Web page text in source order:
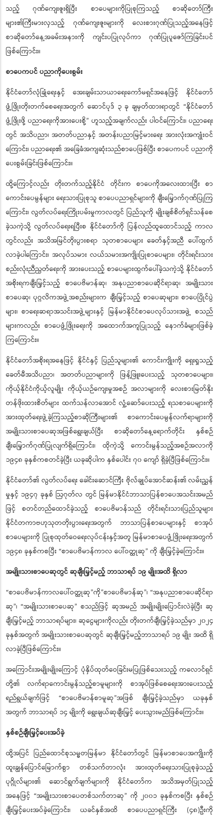
လာခြင်းလည်းဖြစ်ကြောင်း၊ ထို့ကြောင့် စာပေသည် အလေးအမြတ်ထားအပ်
သည့် ဂုဏ်ကျေးဇူးရှိပြီး စာပေများကိုပြုစုကြသည့် စာဆိုတော်ကြီး
များ၏ကြီးမားလှသည့် ဂုဏ်ကျေးဇူးများကို လေးစားဂုဏ်ပြုသည့်အနေဖြင့်
စာဆိုတော်နေ့အခမ်းအနားကို ကျင်းပပြုလုပ်ကာ ဂုဏ်ပြုပူဇော်ကြခြင်းပင်
နိုင်ငံတော်လုံခြုံရေးနှင့် အေးချမ်းသာယာရေးကော်မရှင်အနေဖြင့် နိုင်ငံတော်
ဖွံ့ဖြိုးတိုးတက်စေရေးအတွက် ဆောင်ပုဒ် ၃ ခု ချမှတ်ထားရာတွင် “နိုင်ငံတော်
ဖွံ့ဖြိုးဖို့ ပညာရေးကိုအားပေးစို့”ဟူသည့်အချက်လည်း ပါဝင်ကြောင်း၊ ပညာရေး
တွင် အသိပညာ၊ အတတ်ပညာနှင့် အတန်းပညာမြင့်မားရေး အားလုံးအကျုံးဝင်
ကြောင်း၊ ပညာရေး၏ အခြေခံအကျဆုံးသည်စာပေဖြစ်ပြီး စာပေကပင် ပညာကို
ထို့ကြောင့်လည်း တိုးတက်သည့်နိုင်ငံ တိုင်းက စာပေကိုအလေးထားပြီး စာ
ကောင်းပေမွန်များ ရေးသားပြုစုသူ စာပေပညာရှင်များကို ချီးမြှောက်ဂုဏ်ပြုကြ
ကြောင်း၊ လွတ်လပ်ရေးကြိုးပမ်းမှုကာလတွင် ပြည်သူကို မျိုးချစ်စိတ်ရှင်သန်စေ
ခဲ့သကဲ့သို့ လွတ်လပ်ရေးရပြီးစ နိုင်ငံတော်ကို ပြန်လည်ထူထောင်သည့် ကာလ
တွင်လည်း အသိအမြင်တိုးပွားစရာ သုတစာပေများ ခေတ်နှင့်အညီ ပေါ်ထွက်
လာခဲ့ပါကြောင်း၊ အလုပ်သမား လယ်သမားအကျိုးပြုစာပေများ၊ တိုင်းရင်းသား
စည်းလုံးညီညွတ်ရေးကို အားပေးသည့် စာပေများထွက်ပေါ်ခဲ့သကဲ့သို့ နိုင်ငံတော်
အစိုးရကချီးမြှင့်သည့် စာပေဗိမာန်ဆု၊ အနုပညာစာပေဆိုင်ရာဆု၊ အမျိုးသား
စာပေဆု၊ ပုဂ္ဂလိကအဖွဲ့အစည်းများက ချီးမြှင့်သည့် စာပေဆုများ၊ စာပေပြိုင်ပွဲ
များ၊ စာရေးဆရာအသင်းအဖွဲ့များနှင့် မြန်မာနိုင်ငံစာပေလုပ်သားအဖွဲ့ စသည်
များကလည်း စာပေဖွံ့ဖြိုးရေးကို အထောက်အကူပြုသည့် နောက်ခံများဖြစ်ခဲ့
နိုင်ငံတော်အစိုးရအနေဖြင့် နိုင်ငံနှင့် ပြည်သူများ၏ ကောင်းကျိုးကို ရှေးရှုသည့်
ခေတ်မီအသိပညာ၊ အတတ်ပညာများကို ဖြန့်ဖြူးပေးသည့် သုတစာပေများ၊
ကိုယ့်နိုင်ငံကိုယ့်လူမျိုး ကိုယ့်ယဉ်ကျေးမှုအစဉ် အလာများကို လေးစားမြတ်နိုး
တန်ဖိုးထားစိတ်များ ထက်သန်လာအောင် လှုံ့ဆော်ပေးသည့် ရသစာပေများကို
အားထုတ်ရေးဖွဲ့ခဲ့ကြသည့်စာဆိုကြီးများ၏ စာကောင်းပေမွန်လက်ရာများကို
အမျိုးသားစာပေဆုအဖြစ်ရွေးချယ်ပြီး စာဆိုတော်နေ့ရောက်တိုင်း နှစ်စဉ်
ချီးမြှောက်ဂုဏ်ပြုလျက်ရှိကြောင်း၊ ထိုကဲ့သို့ ကောင်းမွန်သည့်အစဉ်အလာကို
နိုင်ငံတော်၏ လွတ်လပ်ရေး ခေါင်းဆောင်ကြီး ဗိုလ်ချုပ်အောင်ဆန်း၏ လမ်းညွှန်
မှုနှင့် ၁၉၄၇ ခုနှစ် ဩဂုတ်လ တွင် မြန်မာနိုင်ငံဘာသာပြန်စာပေအသင်းအမည်
ဖြင့် စတင်တည်ထောင်ခဲ့သည့် စာပေဗိမာန်သည် တိုင်းရင်းသားပြည်သူများ
နိုင်ငံတကာဗဟုသုတတိုးပွားရေးအတွက် ဘာသာပြန်စာပေများနှင့် စာအုပ်
စာပေများကို ပြုစုထုတ်ဝေရေးလုပ်ငန်းနှင့်အတူ မြန်မာစာပေဖွံ့ဖြိုးရေးအတွက်
“စာပေဗိမာန်ကာလပေါ်ဝတ္ထုဆု”ကို“စာပေဗိမာန်ဆု”၊ “အနုပညာစာပေဆိုင်ရာ
ဆု”၊ “အမျိုးသားစာပေဆု” စသည်ဖြင့် ဆုအမည် အမျိုးမျိုးပြောင်းလဲခဲ့ပြီး ဆု
ချီးမြှင့်မည့် ဘာသာရပ်များ၊ ဆုငွေများကိုလည်း တိုးတက်ချီးမြှင့်ခဲ့သည်မှာ ၂၀၂၄
ခုနှစ်အတွက် အမျိုးသားစာပေဆုတွင် ဆုချီးမြှင့်မည့်ဘာသာရပ် ၁၉ မျိုး အထိ ရှိ
အကြောင်းအမျိုးမျိုးကြောင့် ပုံနှိပ်ထုတ်ဝေခြင်းမပြုဖြစ်သေးသည့် ကလောင်ရှင်
တို့၏ လက်ရာကောင်းမွန်သည့်စာမူများကို စာအုပ်ဖြစ်စေရေးအားပေးသည့်
ရည်ရွယ်ချက်ဖြင့် “စာပေဗိမာန်စာမူဆု” အဖြစ် ချီးမြှင့်ခဲ့သည်မှာ ယခုနှစ်
ထို့အပြင် ပြည်ထောင်စုသမ္မတမြန်မာ နိုင်ငံတော်တွင် မြန်မာစာပေအကျိုးကို
ထူးချွန်ပြောင်မြောက်စွာ တစ်သက်တာလုံး အားထုတ်ရေးသားပြုစုခဲ့သည့်
ပုဂ္ဂိုလ်များ၏ ဆောင်ရွက်ချက်များကို နိုင်ငံတော်က အသိအမှတ်ပြုသည့်
အနေဖြင့် “အမျိုးသားစာပေတစ်သက်တာဆု
ကို ၂၀၀၁ ခုနှစ်ကစပြီး နှစ်စဉ်